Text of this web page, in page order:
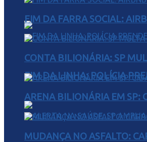
FIM DA LINHA: POLÍCIA
FIM DA FARRA SOCIAL:
CONTA BILIONÁRIA: SP
ARENA BILIONÁRIA EM SP:
MUDANÇA NO ASFALTO: